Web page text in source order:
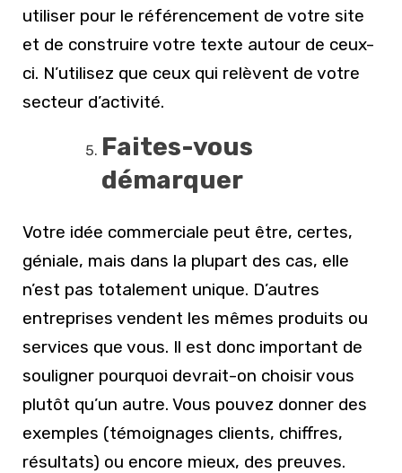
utiliser pour le référencement de votre site
et de construire votre texte autour de ceux-
ci. N’utilisez que ceux qui relèvent de votre
secteur d’activité.
Faites-vous
démarquer
Votre idée commerciale peut être, certes,
géniale, mais dans la plupart des cas, elle
n’est pas totalement unique. D’autres
entreprises vendent les mêmes produits ou
services que vous. Il est donc important de
souligner pourquoi devrait-on choisir vous
plutôt qu’un autre. Vous pouvez donner des
exemples (témoignages clients, chiffres,
résultats) ou encore mieux, des preuves.